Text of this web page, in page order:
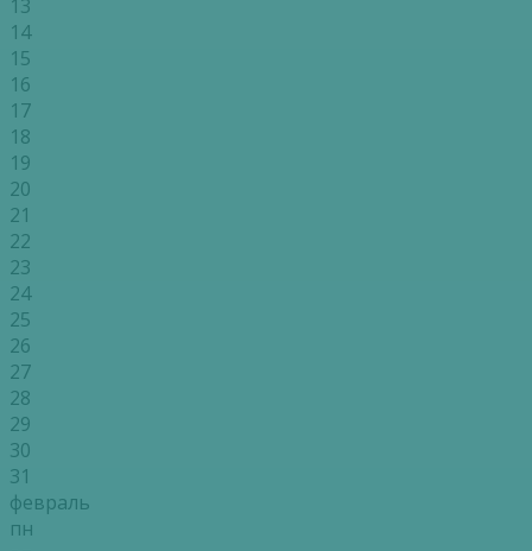
13
14
15
16
17
18
19
20
21
22
23
24
25
26
27
28
29
30
31
февраль
пн